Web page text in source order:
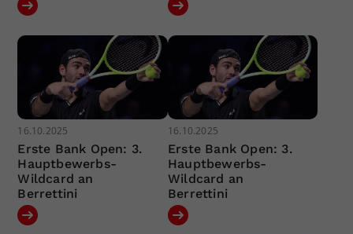
16.10.2025
Erste Bank Open: 3.
Hauptbewerbs-
Wildcard an
Berrettini
16.10.2025
Erste Bank Open: 3.
Hauptbewerbs-
Wildcard an
Berrettini